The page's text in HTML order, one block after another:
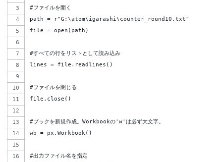
#ファイルを開く
path = r"G:\atom\igarashi\counter_round10.txt"
file = open(path)
#すべての行をリストとして読み込み
lines = file.readlines()
#ファイルを閉じる
file.close()
#ブックを新規作成。Workbookの'w'は必ず大文字。
wb = px.Workbook()
#出力ファイル名を指定